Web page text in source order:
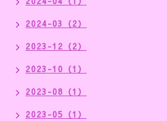
2024-03（2）
2023-12（2）
2023-10（1）
2023-08（1）
2023-05（1）